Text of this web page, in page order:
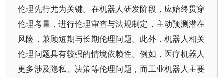
伦理先行尤为关键。在机器人研发阶段，应始终贯穿
伦理考量，进行伦理审查与法规制定，主动预测潜在
风险，兼顾短期与长期伦理问题。此外，机器人相关
伦理问题具有较强的情境依赖性。例如，医疗机器人
更多涉及隐私、决策等伦理问题，而工业机器人主要